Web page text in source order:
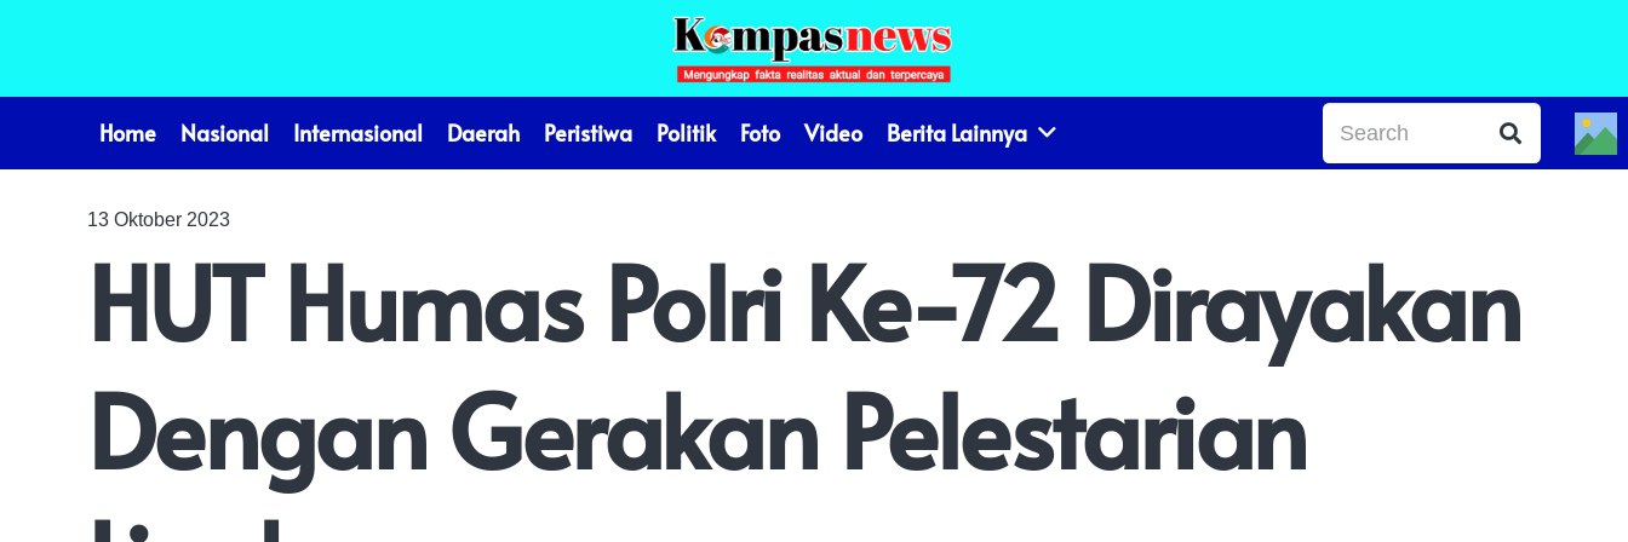
Home Nasional Internasional Daerah Peristiwa Politik Foto Video Berita Lainnya
13 Oktober 2023
HUT Humas Polri Ke-72 Dirayakan
Dengan Gerakan Pelestarian